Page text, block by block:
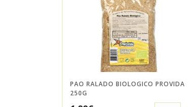
PAO RALADO BIOLOGICO PROVIDA
250G